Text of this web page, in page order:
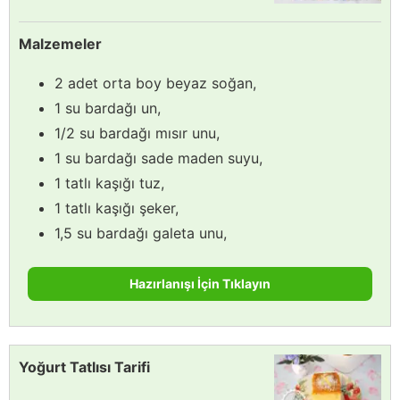
Malzemeler
2 adet orta boy beyaz soğan,
1 su bardağı un,
1/2 su bardağı mısır unu,
1 su bardağı sade maden suyu,
1 tatlı kaşığı tuz,
1 tatlı kaşığı şeker,
1,5 su bardağı galeta unu,
Hazırlanışı İçin Tıklayın
Yoğurt Tatlısı Tarifi